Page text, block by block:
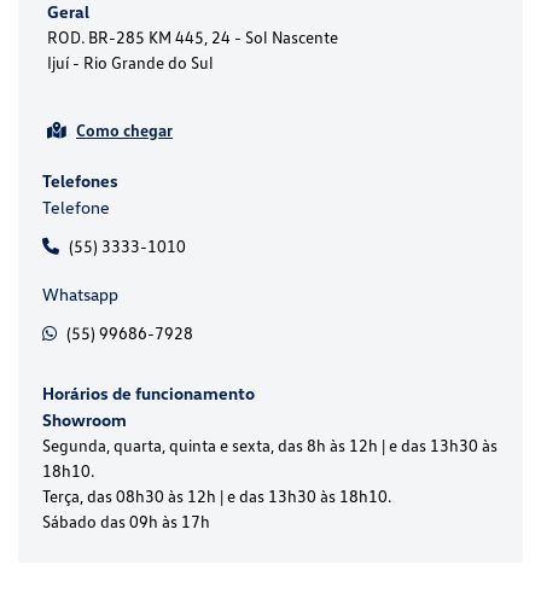
Geral
ROD. BR-285 KM 445, 24 - Sol Nascente
Ijuí - Rio Grande do Sul
Como chegar
Telefones
Telefone
(55) 3333-1010
Whatsapp
(55) 99686-7928
Horários de funcionamento
Showroom
Segunda, quarta, quinta e sexta, das 8h às 12h | e das 13h30 às
18h10.
Terça, das 08h30 às 12h | e das 13h30 às 18h10.
Sábado das 09h às 17h